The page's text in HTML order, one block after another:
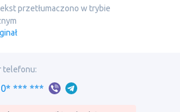
przetłumaczono w trybie
telefonu:
*** ***